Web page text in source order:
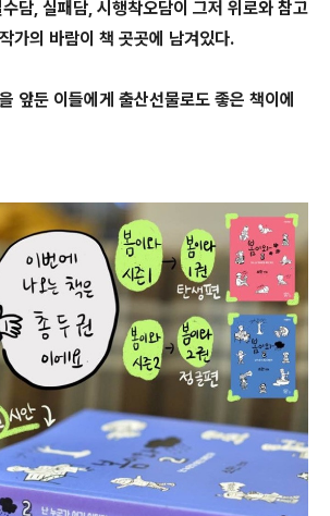
담, 실패담, 시행착오담이 그저 위로와 참고
가의 바람이 책 곳곳에 남겨있다.
앞둔 이들에게 출산선물로도 좋은 책이에